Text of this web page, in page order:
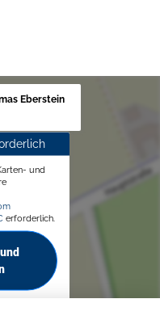
Eberstein
und
erforderlich.